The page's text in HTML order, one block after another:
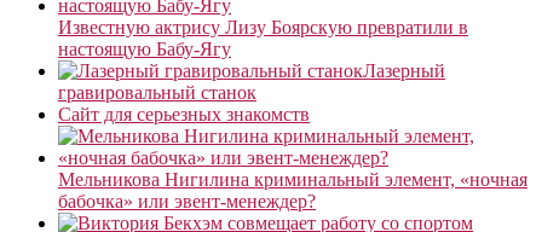
Известную актрису Лизу Боярскую превратили в
настоящую Бабу-Ягу
Лазерный
гравировальный станок
Сайт для серьезных знакомств
Мельникова Нигилина криминальный элемент, «ночная
бабочка» или эвент-менеждер?